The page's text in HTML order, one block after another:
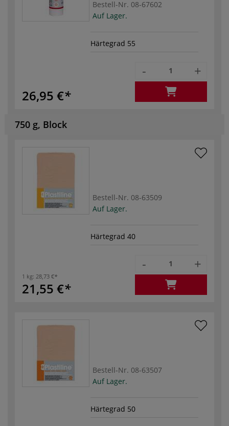
Bestell-Nr. 08-67602
Auf Lager.
Härtegrad 55
26,95 €
- +
750 g, Block
Bestell-Nr. 08-63509
Auf Lager.
Härtegrad 40
1 kg: 28,73 €
21,55 €
- +
Bestell-Nr. 08-63507
Auf Lager.
Härtegrad 50